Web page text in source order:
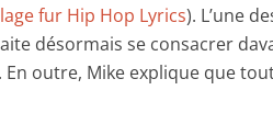
fur Hip Hop Lyrics). L’une
désormais se consacrer
. En outre, Mike explique que